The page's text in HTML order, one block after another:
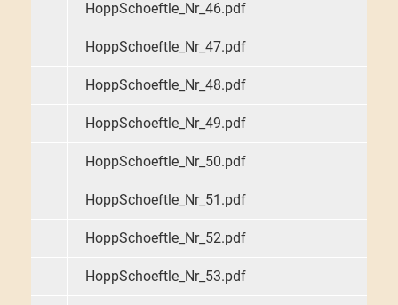
HoppSchoeftle_Nr_46.pdf
HoppSchoeftle_Nr_47.pdf
HoppSchoeftle_Nr_48.pdf
HoppSchoeftle_Nr_49.pdf
HoppSchoeftle_Nr_50.pdf
HoppSchoeftle_Nr_51.pdf
HoppSchoeftle_Nr_52.pdf
HoppSchoeftle_Nr_53.pdf